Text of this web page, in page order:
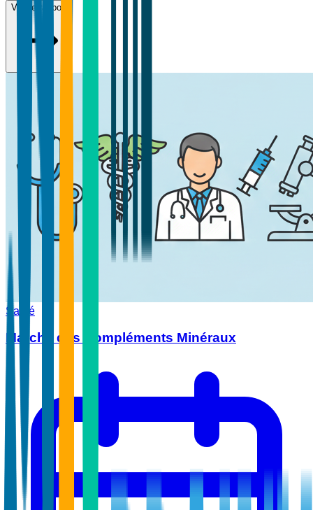
Voir le rapport
Santé
Marché des Compléments Minéraux